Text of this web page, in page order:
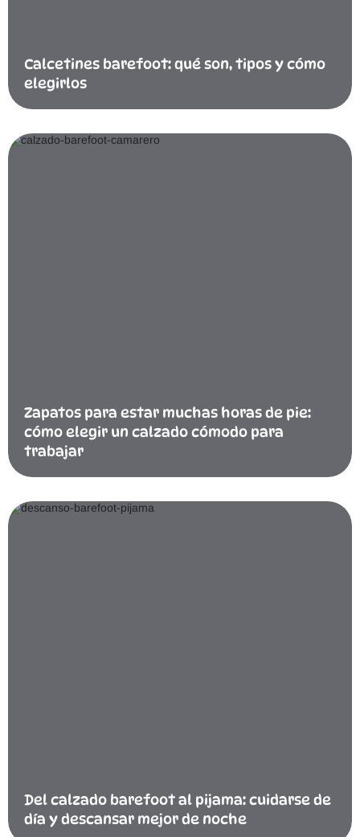
Calcetines barefoot: qué son, tipos y cómo
elegirlos
Zapatos para estar muchas horas de pie:
cómo elegir un calzado cómodo para
trabajar
Del calzado barefoot al pijama: cuidarse de
día y descansar mejor de noche